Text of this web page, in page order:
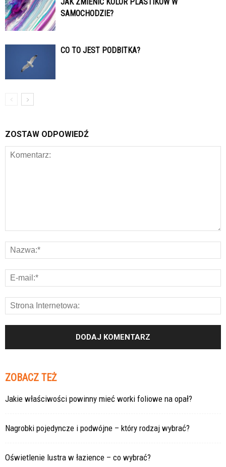
JAK ZMIENIĆ KOLOR PLASTIKÓW W
SAMOCHODZIE?
CO TO JEST PODBITKA?
ZOSTAW ODPOWIEDŹ
ZOBACZ TEŻ
Jakie właściwości powinny mieć worki foliowe na opał?
Nagrobki pojedyncze i podwójne – który rodzaj wybrać?
Oświetlenie lustra w łazience – co wybrać?